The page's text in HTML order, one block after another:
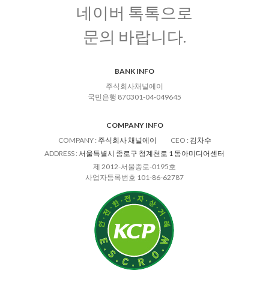
네이버 톡톡으로
문의 바랍니다.
BANK INFO
주식회사채널에이
국민은행 870301-04-049645
COMPANY INFO
COMPANY: 주식회사 채널에이 CEO : 김차수
ADDRESS : 서울특별시 종로구 청계천로 1 동아미디어센터
제 2012-서울종로-0195호
사업자등록번호 101-86-62787